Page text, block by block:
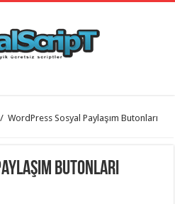
/ WordPress Sosyal Paylaşım Butonları
Butonları